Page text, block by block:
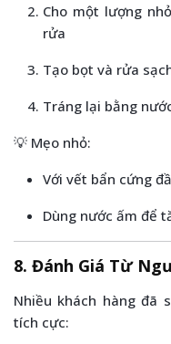
Cho một lượng
rửa
Tạo bọt và rửa
Tráng lại bằng
💡 Mẹo nhỏ:
Với vết bẩn cứng
Dùng nước ấm để
8. Đánh Giá Từ
Nhiều khách hàng đã
tích cực: